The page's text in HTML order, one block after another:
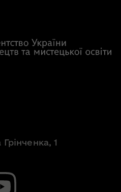
1